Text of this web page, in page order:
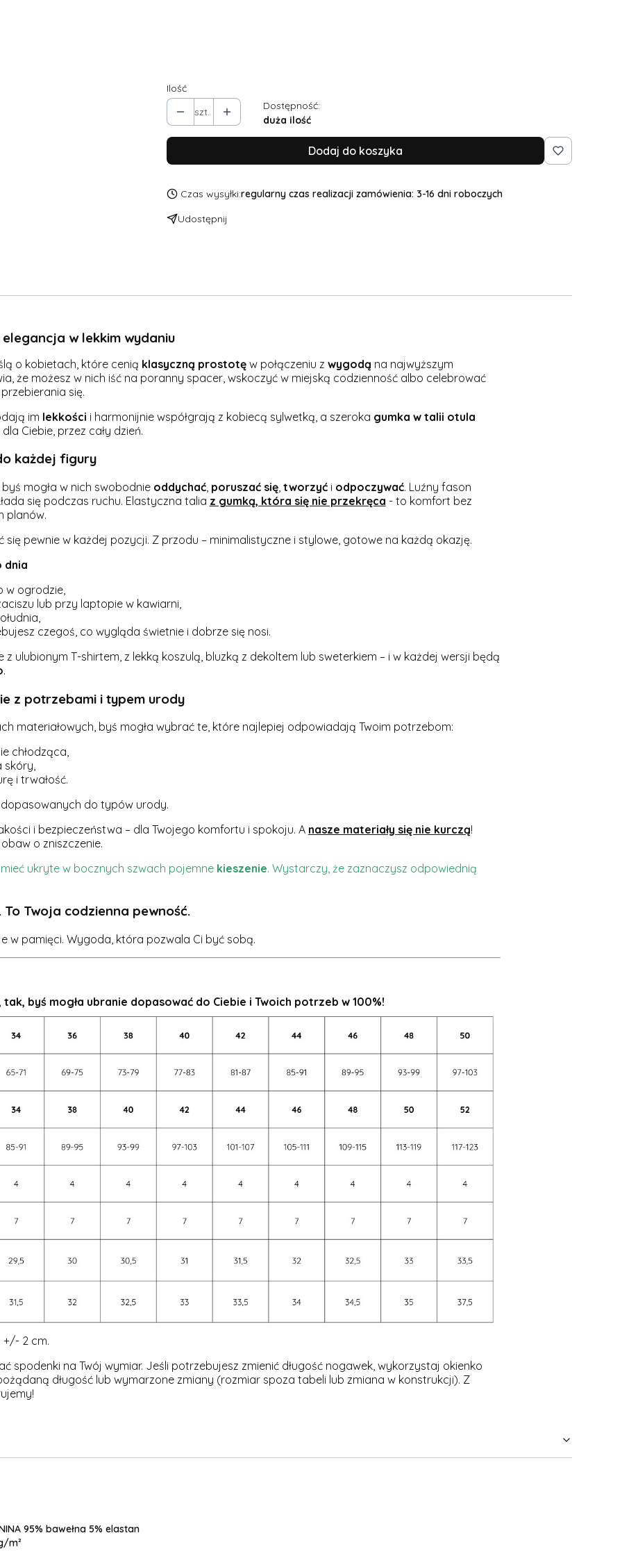
Ilość
szt.
Dostępność:
duża ilość
Dodaj do koszyka
Czas wysyłki:regularny czas realizacji zamówienia: 3-16 dni roboczych
Udostępnij
w lekkim wydaniu
o kobietach, które cenią klasyczną prostotęw połączeniu z wygodą na najwyższym
że możesz w nich iść na poranny spacer, wskoczyć w miejską codzienność albo celebrować
się.
im lekkości i harmonijnie współgrają z kobiecą sylwetką, a szeroka gumka w talii otula
Ciebie, przez cały dzień.
każdej figury
mogła w nich swobodnie oddychać, poruszać się, tworzyći odpoczywać. Luźny fason
się podczas ruchu. Elastyczna talia z gumką, która się nie przekręca - to komfort bez
planów.
się pewnie w każdej pozycji. Z przodu – minimalistyczne i stylowe, gotowe na każdą okazję.
dnia
w ogrodzie,
lub przy laptopie w kawiarni,
czegoś, co wygląda świetnie i dobrze się nosi.
z ulubionym T-shirtem, z lekką koszulą, bluzką z dekoltem lub sweterkiem – i w każdej wersji będą
.
z potrzebami i typem urody
materiałowych, byś mogła wybrać te, które najlepiej odpowiadają Twoim potrzebom:
chłodząca,
skóry,
i trwałość.
do typów urody.
i bezpieczeństwa – dla Twojego komfortu i spokoju. A nasze materiały się nie kurczą!
o zniszczenie.
ukryte w bocznych szwach pojemne kieszenie. Wystarczy, że zaznaczysz odpowiednią
To Twoja codzienna pewność.
w pamięci. Wygoda, która pozwala Ci być sobą.
tak, byś mogła ubranie dopasować do Ciebie i Twoich potrzeb w 100%!
2 cm.
spodenki na Twój wymiar. Jeśli potrzebujesz zmienić długość nogawek, wykorzystaj okienko
długość lub wymarzone zmiany (rozmiar spoza tabeli lub zmiana w konstrukcji). Z
95% bawełna 5% elastan
m²